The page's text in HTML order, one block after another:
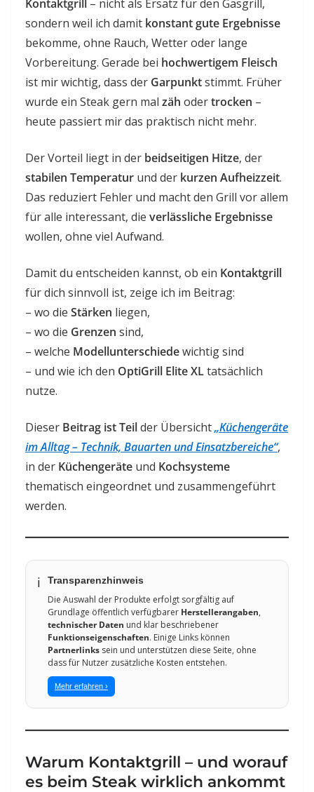
Kontaktgrill – nicht als Ersatz für den Gasgrill,
sondern weil ich damit konstant gute Ergebnisse
bekomme, ohne Rauch, Wetter oder lange
Vorbereitung. Gerade bei hochwertigem Fleisch
ist mir wichtig, dass der Garpunktstimmt. Früher
wurde ein Steak gern mal zäh odertrocken –
heute passiert mir das praktisch nicht mehr.
Der Vorteil liegt in der beidseitigen Hitze, der
stabilen Temperatur und der kurzen Aufheizzeit.
Das reduziert Fehler und macht den Grill vor allem
für alle interessant, die verlässliche Ergebnisse
wollen, ohne viel Aufwand.
Damit du entscheiden kannst, ob ein Kontaktgrill
für dich sinnvoll ist, zeige ich im Beitrag:
– wo die Stärken liegen,
– wo die Grenzen sind,
– welche Modellunterschiedewichtig sind
– und wie ich den OptiGrill Elite XLtatsächlich
nutze.
Dieser Beitrag ist Teilder Übersicht„Küchengeräte
im Alltag – Technik, Bauarten und Einsatzbereiche“,
in der Küchengeräte und Kochsysteme
thematisch eingeordnet und zusammengeführt
werden.
ℹ️ Transparenzhinweis
Die Auswahl der Produkte erfolgt sorgfältig auf
Grundlage öffentlich verfügbarer Herstellerangaben,
technischer Daten und klar beschriebener
Funktionseigenschaften. Einige Links können
Partnerlinks sein und unterstützen diese Seite, ohne
dass für Nutzer zusätzliche Kosten entstehen.
Mehr erfahren ›
Warum Kontaktgrill – und worauf
es beim Steak wirklich ankommt